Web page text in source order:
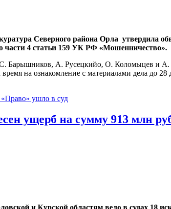
Северного района Орла утвердила
части 4 статьи 159 УК РФ «Мошенничество».
Барышников, А. Русецкийо, О. Коломыцев и А.
на ознакомление с материалами дела до
ушло в суд
ущерб на сумму 913 млн
и Курской областям вело в судах 18